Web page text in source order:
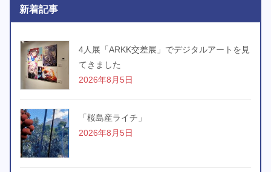
新着記事
4人展「ARKK交差展」でデジタルアートを見
てきました
2026年8月5日
「桜島産ライチ」
2026年8月5日